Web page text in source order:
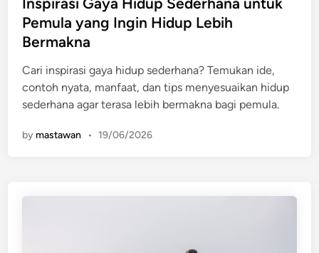
t
e
i
n
Pemula yang Ingin Hidup Lebih
Bermakna
Cari inspirasi gaya hidup sederhana? Temukan ide,
contoh nyata, manfaat, dan tips menyesuaikan hidup
sederhana agar terasa lebih bermakna bagi pemula.
by mastawan • 19/06/2026